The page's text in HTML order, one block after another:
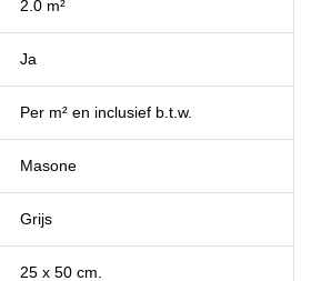
2.0 m²
Ja
Per m² en inclusief b.t.w.
Masone
Grijs
25 x 50 cm.